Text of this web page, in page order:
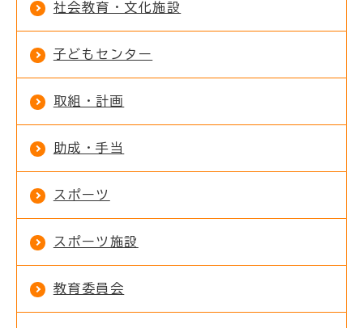
社会教育・文化施設
子どもセンター
取組・計画
助成・手当
スポーツ
スポーツ施設
教育委員会